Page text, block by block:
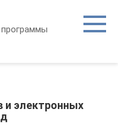
и электронных